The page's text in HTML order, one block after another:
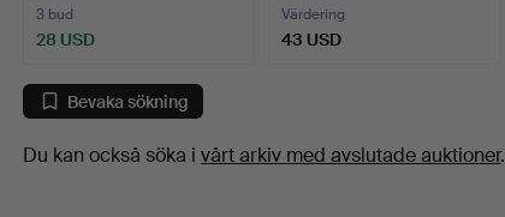
3 bud
28 USD
Värdering
43 USD
Bevaka sökning
Du kan också söka ivårt arkiv med avslutade auktioner.